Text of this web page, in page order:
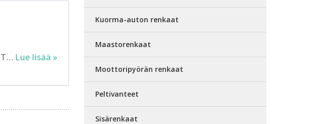
T… Lue lisää »
Kuorma-auton renkaat
Maastorenkaat
Moottoripyörän renkaat
Peltivanteet
Sisärenkaat